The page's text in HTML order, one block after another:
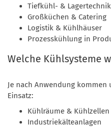
Tiefkühl- & Lagertechnik
Großküchen & Catering
Logistik & Kühlhäuser
Prozesskühlung in
Welche Kühlsysteme
Je nach Anwendung
Einsatz:
Kühlräume & Kühlzellen
Industriekälteanlagen